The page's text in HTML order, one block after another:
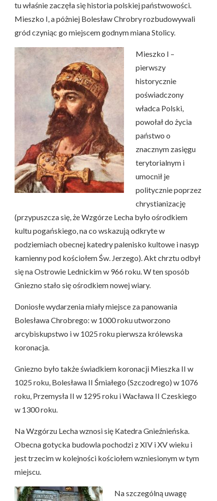
tu właśnie zaczęła się historia polskiej państwowości.
Mieszko I, a póżniej Bolesław Chrobry rozbudowywali
gród czyniąc go miejscem godnym miana Stolicy.
Mieszko I –
pierwszy
historycznie
poświadczony
władca Polski,
powołał do życia
państwo o
znacznym zasięgu
terytorialnym i
umocnił je
politycznie poprzez
chrystianizację
(przypuszcza się, że Wzgórze Lecha było ośrodkiem
kultu pogańskiego, na co wskazują odkryte w
podziemiach obecnej katedry palenisko kultowe i nasyp
kamienny pod kościołem Św. Jerzego). Akt chrztu odbył
się na Ostrowie Lednickim w 966 roku. W ten sposób
Gniezno stało się ośrodkiem nowej wiary.
Doniosłe wydarzenia miały miejsce za panowania
Bolesława Chrobrego: w 1000 roku utworzono
arcybiskupstwo i w 1025 roku pierwsza królewska
koronacja.
Gniezno było także świadkiem koronacji Mieszka II w
1025 roku, Bolesława II Śmiałego (Szczodrego) w 1076
roku, Przemysła II w 1295 roku i Wacława II Czeskiego
w 1300 roku.
Na Wzgórzu Lecha wznosi się Katedra Gnieźnieńska.
Obecna gotycka budowla pochodzi z XIV i XV wieku i
jest trzecim w kolejności kościołem wzniesionym w tym
miejscu.
Na szczególną uwagę